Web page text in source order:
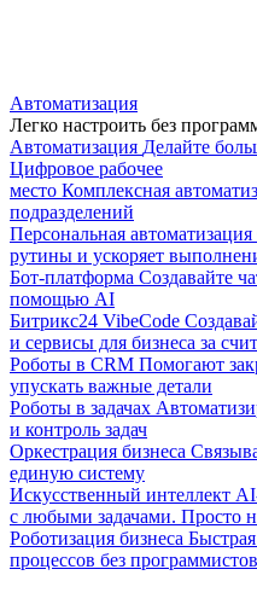
Автоматизация
Легко настроить без
Автоматизация Делайте
Цифровое рабочее
место Комплексная
подразделений
Персональная автоматизация
рутины и ускоряет
Бот-платформа Создавайте
помощью AI
Битрикс24 VibeCode
и сервисы для бизнеса за
Роботы в CRM Помогают
упускать важные детали
Роботы в задачах
и контроль задач
Оркестрация бизнеса
единую систему
Искусственный интеллект
с любыми задачами. Просто
Роботизация бизнеса
процессов без